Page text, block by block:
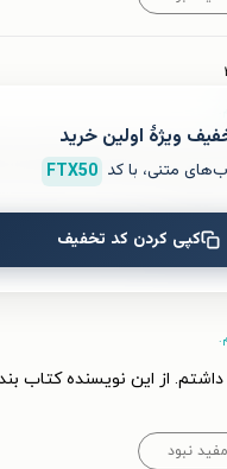
در یک داستان و توصیفات و
یکی نگاه به گذشته داره یکی
از این نویسنده کتاب
مفید نبود
متنی، با کد FTX50
کپی کردن کد تخفیف